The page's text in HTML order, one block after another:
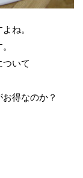
ね。
ついて
得なのか？